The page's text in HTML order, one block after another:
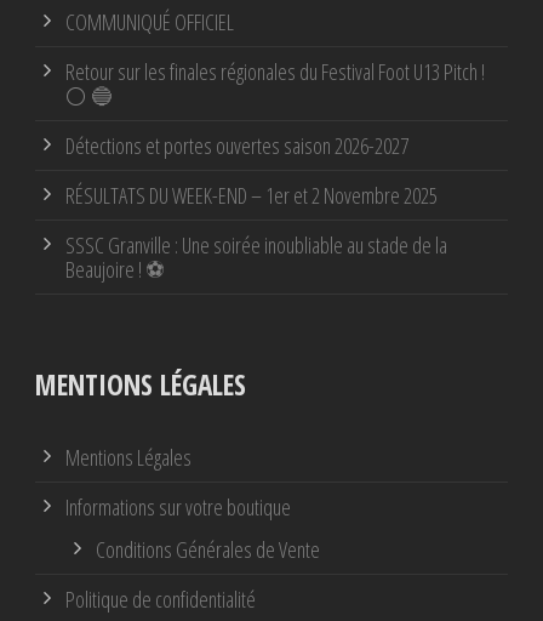
COMMUNIQUÉ OFFICIEL
Retour sur les finales régionales du Festival Foot U13 Pitch !
⚪ 🔵
Détections et portes ouvertes saison 2026-2027
RÉSULTATS DU WEEK-END – 1er et 2 Novembre 2025
SSSC Granville : Une soirée inoubliable au stade de la
Beaujoire ! ⚽
MENTIONS LÉGALES
Mentions Légales
Informations sur votre boutique
Conditions Générales de Vente
Politique de confidentialité